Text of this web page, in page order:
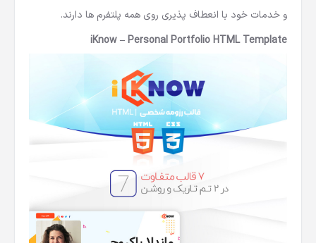
و خدمات خود با انعطاف پذیری روی همه پلتفرم ها دارند.
iKnow – Personal Portfolio HTML Template